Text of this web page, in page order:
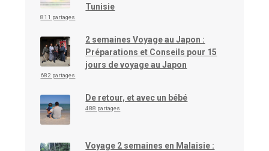
Tunisie
811 partages
2 semaines Voyage au Japon :
Préparations et Conseils pour 15
jours de voyage au Japon
682 partages
De retour, et avec un bébé
488 partages
Voyage 2 semaines en Malaisie :